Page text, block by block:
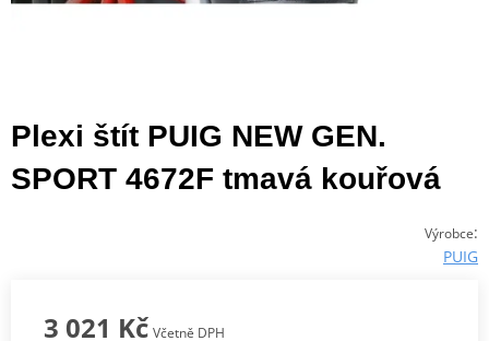
Plexi štít PUIG NEW GEN.
SPORT 4672F tmavá kouřová
Výrobce:
PUIG
3 021 Kč Včetně DPH